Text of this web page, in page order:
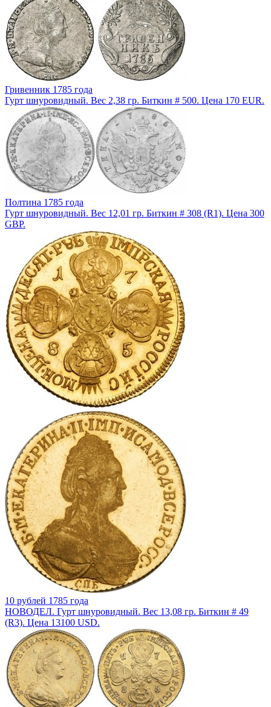
Гривенник 1785 года
Гурт шнуровидный. Вес 2,38 гр. Биткин # 500. Цена 170 EUR.
Полтина 1785 года
Гурт шнуровидный. Вес 12,01 гр. Биткин # 308 (R1). Цена 300
GBP.
10 рублей 1785 года
НОВОДЕЛ. Гурт шнуровидный. Вес 13,08 гр. Биткин # 49
(R3). Цена 13100 USD.